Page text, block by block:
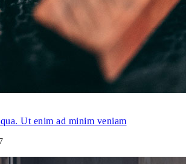
Ut enim ad minim veniam